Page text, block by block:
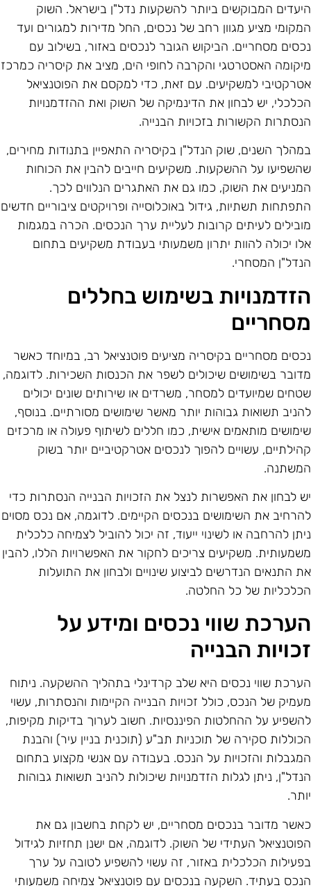
המבוקשים ביותר להשקעות נדל"ן בישראל. השוק
מציע מגוון רחב של נכסים, החל מדירות למגורים ועד
מסחריים. הביקוש הגובר לנכסים באזור, בשילוב עם
האסטרטגי והקרבה לחופי הים, מציב את קיסריה כמרכז
למשקיעים. עם זאת, כדי למקסם את הפוטנציאל
יש לבחון את הדינמיקה של השוק ואת ההזדמנויות
הקשורות בזכויות הבנייה.
השנים, שוק הנדל"ן בקיסריה התאפיין בתנודות מחירים,
על ההשקעות. משקיעים חייבים להבין את הכוחות
את השוק, כמו גם את האתגרים הנלווים לכך.
תשתיות, גידול באוכלוסייה ופרויקטים ציבוריים חדשים
לעיתים קרובות לעליית ערך הנכסים. הכרה במגמות
יכולה להוות יתרון משמעותי בעבודת משקיעים בתחום
המסחרי.
בשימוש בחללים
מסחריים בקיסריה מציעים פוטנציאל רב, במיוחד כאשר
בשימושים שיכולים לשפר את הכנסות השכירות. לדוגמה,
שמיועדים למסחר, משרדים או שירותים שונים יכולים
תשואות גבוהות יותר מאשר שימושים מסורתיים. בנוסף,
מותאמים אישית, כמו חללים לשיתוף פעולה או מרכזים
עשויים להפוך לנכסים אטרקטיביים יותר בשוק
לבחון את האפשרות לנצל את הזכויות הבנייה הנסתרות כדי
את השימושים בנכסים הקיימים. לדוגמה, אם נכס מסוים
להרחבה או לשינוי ייעוד, זה יכול להוביל לצמיחה כלכלית
משקיעים צריכים לחקור את האפשרויות הללו, להבין
התנאים הנדרשים לביצוע שינויים ולבחון את התועלות
של כל החלטה.
שווי נכסים ומידע על
הבנייה
שווי נכסים היא שלב קרדינלי בתהליך ההשקעה. ניתוח
של הנכס, כולל זכויות הבנייה הקיימות והנסתרות, עשוי
על ההחלטות הפיננסיות. חשוב לערוך בדיקות מקיפות,
סקירה של תוכניות תב"ע (תוכנית בניין עיר) והבנת
והזכויות על הנכס. בעבודה עם אנשי מקצוע בתחום
ניתן לגלות הזדמנויות שיכולות להניב תשואות גבוהות
מדובר בנכסים מסחריים, יש לקחת בחשבון גם את
העתידי של השוק. לדוגמה, אם ישנן תחזיות לגידול
הכלכלית באזור, זה עשוי להשפיע לטובה על ערך
בעתיד. השקעה בנכסים עם פוטנציאל צמיחה משמעותי